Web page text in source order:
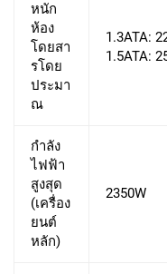
หนัก
ห้อง
โดยสา
รโดย
ประมา
ณ
1.3ATA:
1.5ATA:
กำลัง
ไฟฟ้า
สูงสุด
(เครื่อง
ยนต์
หลัก)
2350W